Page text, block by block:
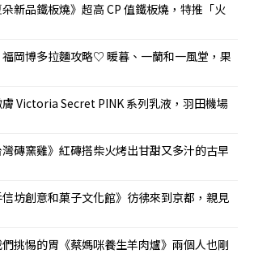
新品鐵板燒》超高 CP 值鐵板燒，特推「火
岡博多拉麵攻略♡ 暖暮、一蘭和一風堂，果
Victoria Secret PINK 系列乳液，羽田機場
磚窯雞》紅磚搭柴火烤出甘甜又多汁的古早
坊創意和菓子文化館》彷彿來到京都，親見
挑惕的胃《蔡媽咪養生羊肉爐》兩個人也剛